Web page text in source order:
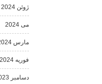
ژوئن 2024
می 2024
مارس 2024
فوریه 2024
دسامبر 2023